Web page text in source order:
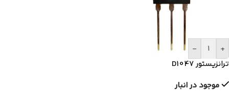
-
+
ترانزیستور D1047
موجود در انبار